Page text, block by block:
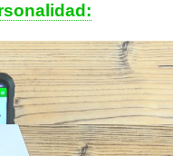
aprobar el